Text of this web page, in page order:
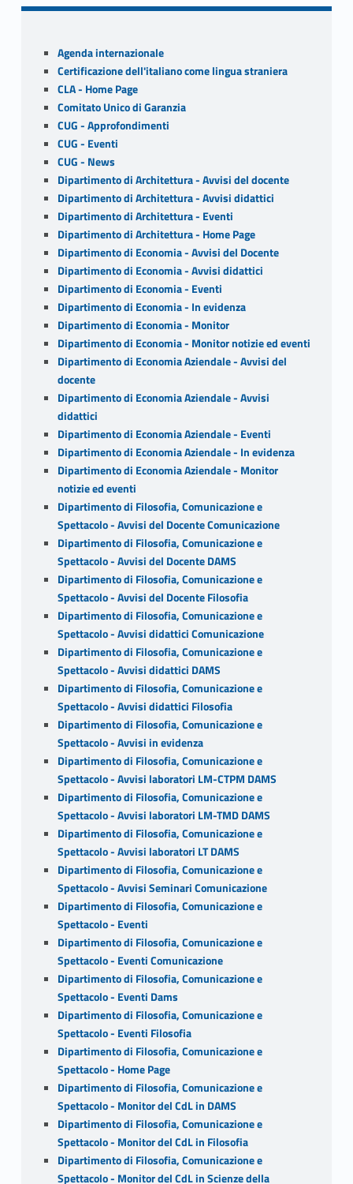
o
o
k
er l e
Sidebar
Agenda internazionale
Certificazione dell'italiano come lingua straniera
CLA - Home Page
Comitato Unico di Garanzia
CUG - Approfondimenti
CUG - Eventi
CUG - News
Dipartimento di Architettura - Avvisi del docente
Dipartimento di Architettura - Avvisi didattici
Dipartimento di Architettura - Eventi
Dipartimento di Architettura - Home Page
Dipartimento di Economia - Avvisi del Docente
Dipartimento di Economia - Avvisi didattici
Dipartimento di Economia - Eventi
Dipartimento di Economia - In evidenza
Dipartimento di Economia - Monitor
Dipartimento di Economia - Monitor notizie ed eventi
Dipartimento di Economia Aziendale - Avvisi del
docente
Dipartimento di Economia Aziendale - Avvisi
didattici
Dipartimento di Economia Aziendale - Eventi
Dipartimento di Economia Aziendale - In evidenza
Dipartimento di Economia Aziendale - Monitor
notizie ed eventi
Dipartimento di Filosofia, Comunicazione e
Spettacolo - Avvisi del Docente Comunicazione
Dipartimento di Filosofia, Comunicazione e
Spettacolo - Avvisi del Docente DAMS
Dipartimento di Filosofia, Comunicazione e
Spettacolo - Avvisi del Docente Filosofia
Dipartimento di Filosofia, Comunicazione e
Spettacolo - Avvisi didattici Comunicazione
Dipartimento di Filosofia, Comunicazione e
Spettacolo - Avvisi didattici DAMS
Dipartimento di Filosofia, Comunicazione e
Spettacolo - Avvisi didattici Filosofia
Dipartimento di Filosofia, Comunicazione e
Spettacolo - Avvisi in evidenza
Dipartimento di Filosofia, Comunicazione e
Spettacolo - Avvisi laboratori LM-CTPM DAMS
Dipartimento di Filosofia, Comunicazione e
Spettacolo - Avvisi laboratori LM-TMD DAMS
Dipartimento di Filosofia, Comunicazione e
Spettacolo - Avvisi laboratori LT DAMS
Dipartimento di Filosofia, Comunicazione e
Spettacolo - Avvisi Seminari Comunicazione
Dipartimento di Filosofia, Comunicazione e
Spettacolo - Eventi
Dipartimento di Filosofia, Comunicazione e
Spettacolo - Eventi Comunicazione
Dipartimento di Filosofia, Comunicazione e
Spettacolo - Eventi Dams
Dipartimento di Filosofia, Comunicazione e
Spettacolo - Eventi Filosofia
Dipartimento di Filosofia, Comunicazione e
Spettacolo - Home Page
Dipartimento di Filosofia, Comunicazione e
Spettacolo - Monitor del CdL in DAMS
Dipartimento di Filosofia, Comunicazione e
Spettacolo - Monitor del CdL in Filosofia
Dipartimento di Filosofia, Comunicazione e
Spettacolo - Monitor del CdL in Scienze della